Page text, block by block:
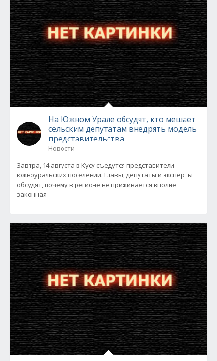
На Южном Урале обсудят, кто мешает
сельским депутатам внедрять модель
представительства
Новости
Завтра, 14 августа в Кусу съедутся представители
южноуральских поселений. Главы, депутаты и эксперты
обсудят, почему в регионе не приживается вполне
законная